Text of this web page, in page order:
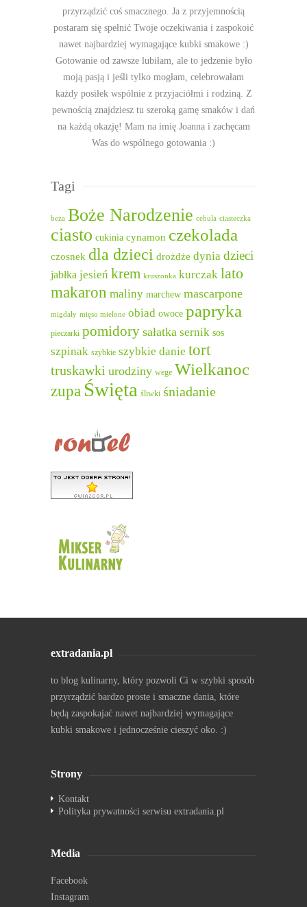
przyrządzić coś smacznego. Ja z przyjemnością
postaram się spełnić Twoje oczekiwania i zaspokoić
nawet najbardziej wymagające kubki smakowe :)
Gotowanie od zawsze lubiłam, ale to jedzenie było
moją pasją i jeśli tylko mogłam, celebrowałam
każdy posiłek wspólnie z przyjaciółmi i rodziną. Z
pewnością znajdziesz tu szeroką gamę smaków i dań
na każdą okazję! Mam na imię Joanna i zachęcam
Was do wspólnego gotowania :)
Tagi
beza Boże Narodzenie cebula ciasteczka
ciasto cukinia cynamon czekolada
czosnek dla dzieci drożdże dynia dzieci
jabłka jesień krem kruszonka kurczak lato
makaron maliny marchew mascarpone
migdały mięso mielone obiad owoce papryka
pieczarki pomidory sałatka sernik sos
szpinak szybkie szybkie danie tort
truskawki urodziny wege Wielkanoc
zupa Święta śliwki śniadanie
extradania.pl
to blog kulinarny, który pozwoli Ci w szybki sposób
przyrządzić bardzo proste i smaczne dania, które
będą zaspokajać nawet najbardziej wymagające
kubki smakowe i jednocześnie cieszyć oko. :)
Strony
Kontakt
Polityka prywatności serwisu extradania.pl
Media
Facebook
Instagram